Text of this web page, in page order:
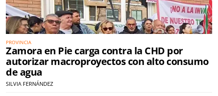
PROVINCIA
Zamora en Pie carga contra la CHD por
autorizar macroproyectos con alto consumo
de agua
SILVIA FERNÁNDEZ